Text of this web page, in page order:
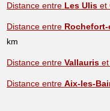
Distance entre Les Ulis et
Distance entre Rochefort-
km
Distance entreVallauris
Distance entreAix-les-